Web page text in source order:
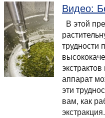
Видео:
В этой
трудности
аппарат
эти
вам, как